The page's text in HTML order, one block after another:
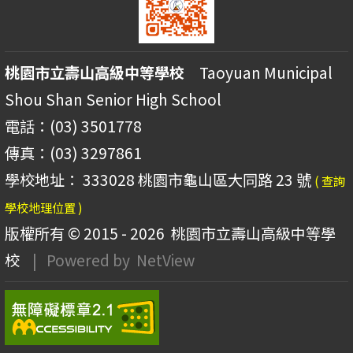
桃園市立壽山高級中等學校 Taoyuan Municipal
Shou Shan Senior High School
電話：(03) 3501778
傳真：(03) 3297861
學校地址： 333028 桃園市龜山區大同路 23 號 ( 查詢
學校地理位置 )
版權所有 © 2015 - 2026 桃園市立壽山高級中等學
校
| Powered by NetView